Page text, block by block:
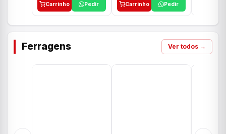
Carrinho Pedir Carrinho Pedir
Ferragens Ver todos →